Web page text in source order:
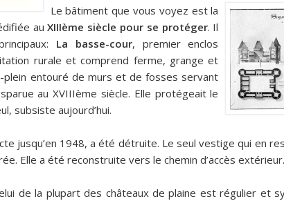
Le bâtiment que vous voyez est la
auXIIIème siècle pour se protéger. Il
La basse-cour, premier enclos
rurale et comprend ferme, grange et
entouré de murs et de fosses servant
au XVIIIème siècle. Elle protégeait le
subsiste aujourd’hui.
jusqu’en 1948, a été détruite. Le seul vestige qui en
Elle a été reconstruite vers le chemin d’accès extérieur.
de la plupart des châteaux de plaine est régulier et